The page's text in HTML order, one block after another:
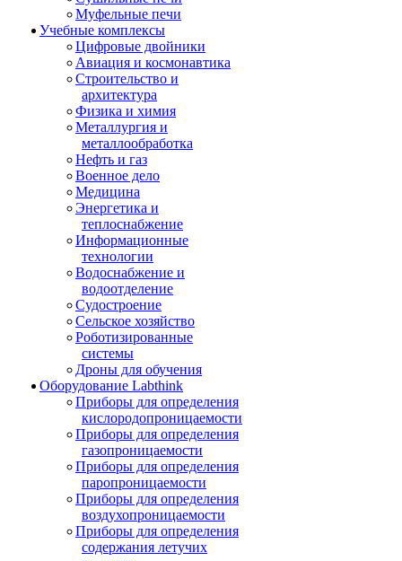
Муфельные печи
Учебные комплексы
Цифровые двойники
Авиация и космонавтика
Строительство и
архитектура
Физика и химия
Металлургия и
металлообработка
Нефть и газ
Военное дело
Медицина
Энергетика и
теплоснабжение
Информационные
технологии
Водоснабжение и
водоотделение
Судостроение
Сельское хозяйство
Роботизированные
системы
Дроны для обучения
Оборудование Labthink
Приборы для определения
кислородопроницаемости
Приборы для определения
газопроницаемости
Приборы для определения
паропроницаемости
Приборы для определения
воздухопроницаемости
Приборы для определения
содержания летучих